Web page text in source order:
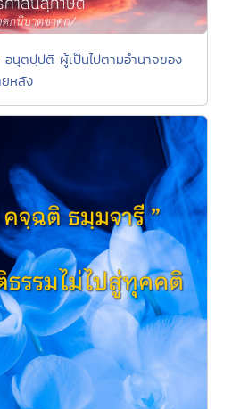
นุตปฺปติ ผู้เป็นไปตามอำนาจของ
หลัง